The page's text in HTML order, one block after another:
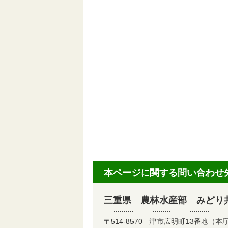
本ページに関する問い合わせ
三重県 農林水産部 みどり
〒514-8570 津市広明町13番地（本庁